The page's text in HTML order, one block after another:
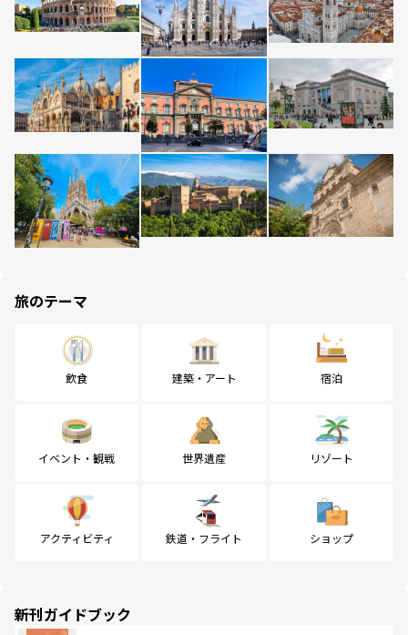
旅のテーマ
飲食 建築・アート 宿泊
イベント・観戦 世界遺産 リゾート
アクティビティ 鉄道・フライト ショップ
新刊ガイドブック